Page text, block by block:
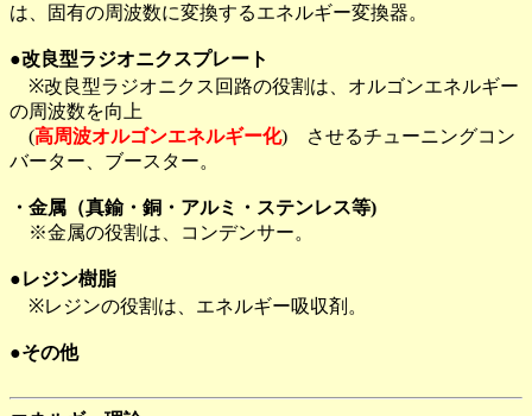
は、固有の周波数に変換するエネルギー変換器。
●改良型ラジオニクスプレート
※改良型ラジオニクス回路の役割は、オルゴンエネルギー
の周波数を向上
(高周波オルゴンエネルギー化) させるチューニングコン
バーター、ブースター。
・金属（真鍮・銅・アルミ・ステンレス等)
※金属の役割は、コンデンサー。
●レジン樹脂
※レジンの役割は、エネルギー吸収剤。
●その他